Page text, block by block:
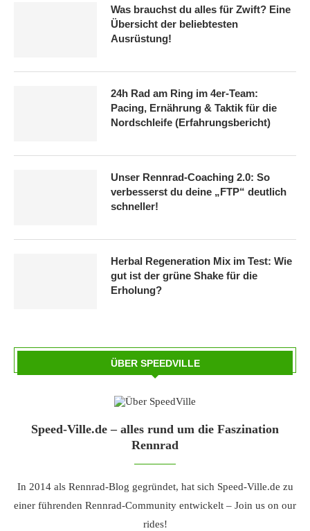
Was brauchst du alles für Zwift? Eine
Übersicht der beliebtesten
Ausrüstung!
24h Rad am Ring im 4er-Team:
Pacing, Ernährung & Taktik für die
Nordschleife (Erfahrungsbericht)
Unser Rennrad-Coaching 2.0: So
verbesserst du deine „FTP“ deutlich
schneller!
Herbal Regeneration Mix im Test: Wie
gut ist der grüne Shake für die
Erholung?
ÜBER SPEEDVILLE
Speed-Ville.de – alles rund um die Faszination
Rennrad
In 2014 als Rennrad-Blog gegründet, hat sich Speed-Ville.de zu
einer führenden Rennrad-Community entwickelt – Join us on our
rides!